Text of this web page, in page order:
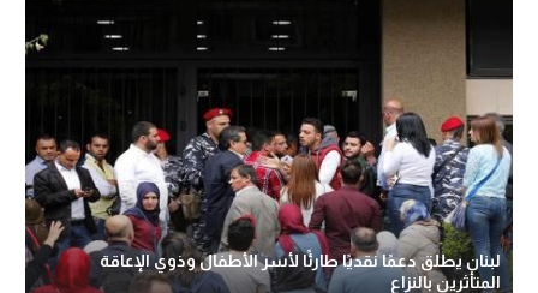
لبنان يطلق دعمًا نقديًا طارئًا لأسر الأطفال وذوي الإعاقة
المتأثرين بالنزاع